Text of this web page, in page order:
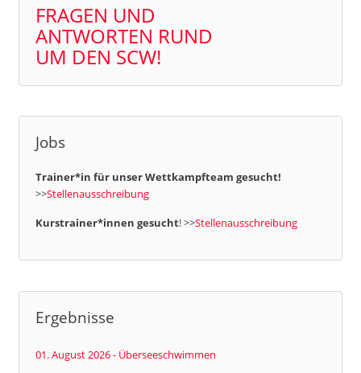
FRAGEN UND
ANTWORTEN RUND
UM DEN SCW!
Jobs
Trainer*in für unser Wettkampfteam gesucht!
>>Stellenausschreibung
Kurstrainer*innen gesucht! >>Stellenausschreibung
Ergebnisse
01. August 2026 - Überseeschwimmen